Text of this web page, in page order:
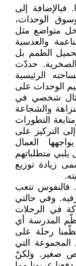
فبالإضافة إلى
الوحدات،
متواضع مثل
والعدسية
الطمم بل
حددّت
الرئيسية
الوحدات على
مثال شخصي في
والشجاعة
التطورات
التركيز على
العمال
متطلباتهم
زيادة توزيع
فالنفوس تتعب
وفي حالتي
في الرحلات
المدرسة أي
رحلة على
المجموعة التي
صغير. ولكنّ